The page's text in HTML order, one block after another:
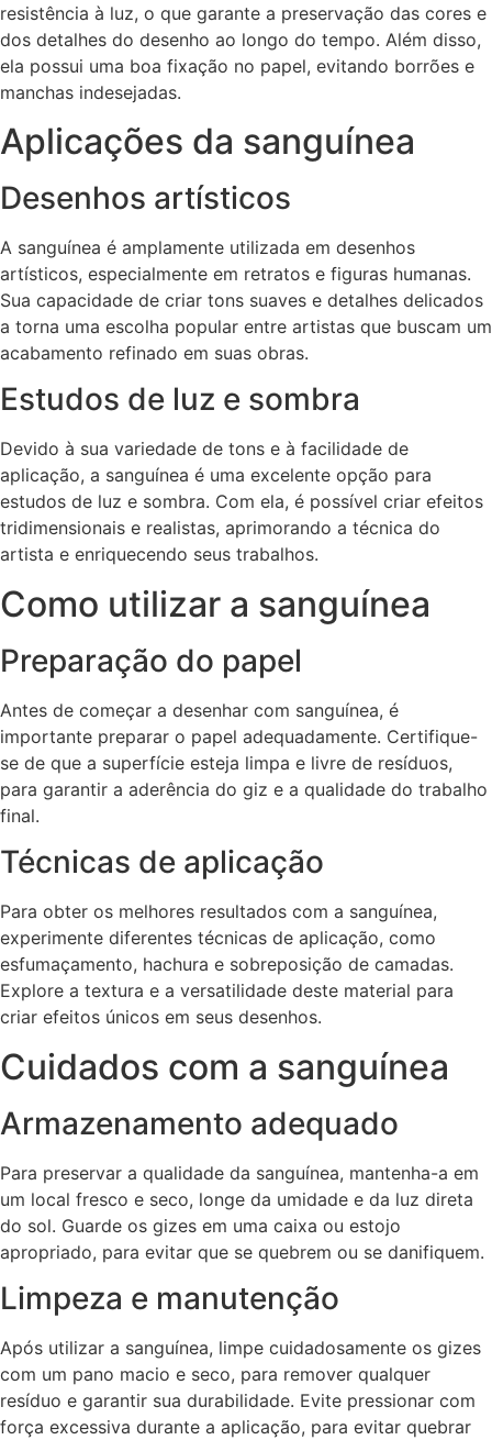
resistência à luz, o que garante a preservação das cores e
dos detalhes do desenho ao longo do tempo. Além disso,
ela possui uma boa fixação no papel, evitando borrões e
manchas indesejadas.
Aplicações da sanguínea
Desenhos artísticos
A sanguínea é amplamente utilizada em desenhos
artísticos, especialmente em retratos e figuras humanas.
Sua capacidade de criar tons suaves e detalhes delicados
a torna uma escolha popular entre artistas que buscam um
acabamento refinado em suas obras.
Estudos de luz e sombra
Devido à sua variedade de tons e à facilidade de
aplicação, a sanguínea é uma excelente opção para
estudos de luz e sombra. Com ela, é possível criar efeitos
tridimensionais e realistas, aprimorando a técnica do
artista e enriquecendo seus trabalhos.
Como utilizar a sanguínea
Preparação do papel
Antes de começar a desenhar com sanguínea, é
importante preparar o papel adequadamente. Certifique-
se de que a superfície esteja limpa e livre de resíduos,
para garantir a aderência do giz e a qualidade do trabalho
final.
Técnicas de aplicação
Para obter os melhores resultados com a sanguínea,
experimente diferentes técnicas de aplicação, como
esfumaçamento, hachura e sobreposição de camadas.
Explore a textura e a versatilidade deste material para
criar efeitos únicos em seus desenhos.
Cuidados com a sanguínea
Armazenamento adequado
Para preservar a qualidade da sanguínea, mantenha-a em
um local fresco e seco, longe da umidade e da luz direta
do sol. Guarde os gizes em uma caixa ou estojo
apropriado, para evitar que se quebrem ou se danifiquem.
Limpeza e manutenção
Após utilizar a sanguínea, limpe cuidadosamente os gizes
com um pano macio e seco, para remover qualquer
resíduo e garantir sua durabilidade. Evite pressionar com
força excessiva durante a aplicação, para evitar quebrar